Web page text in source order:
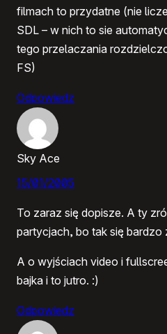
filmach to przydatne (nie
SDL – w nich to sie
tego przelaczania
FS)
Odpowiedz
Sky Ace
15/01/2005
To zaraz się dopisze. A ty
partycjach, bo tak się bardzo
A o wyjściach video i
bajka i to jutro. :)
Odpowiedz